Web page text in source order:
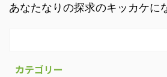
あなたなりの探求のキッカケに
カテゴリー